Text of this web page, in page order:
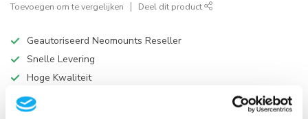
Toevoegen om te vergelijken Deel dit product
Geautoriseerd Neomounts Reseller
Snelle Levering
Hoge Kwaliteit
B2B Op rekening betalen